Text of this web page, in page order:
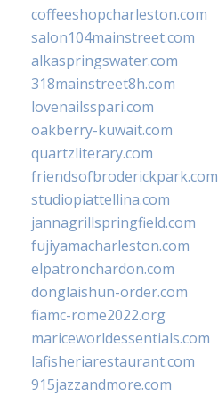
coffeeshopcharleston.com
salon104mainstreet.com
alkaspringswater.com
318mainstreet8h.com
lovenailsspari.com
oakberry-kuwait.com
quartzliterary.com
friendsofbroderickpark.com
studiopiattellina.com
jannagrillspringfield.com
fujiyamacharleston.com
elpatronchardon.com
donglaishun-order.com
fiamc-rome2022.org
mariceworldessentials.com
lafisheriarestaurant.com
915jazzandmore.com